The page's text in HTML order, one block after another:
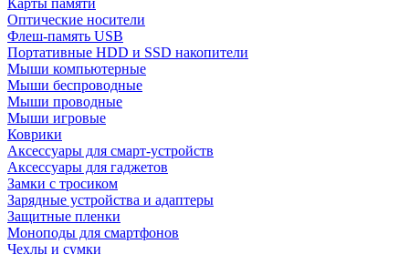
Карты памяти
Оптические носители
Флеш-память USB
Портативные HDD и SSD накопители
Мыши компьютерные
Мыши беспроводные
Мыши проводные
Мыши игровые
Коврики
Аксессуары для смарт-устройств
Аксессуары для гаджетов
Замки с тросиком
Зарядные устройства и адаптеры
Защитные пленки
Моноподы для смартфонов
Чехлы и сумки